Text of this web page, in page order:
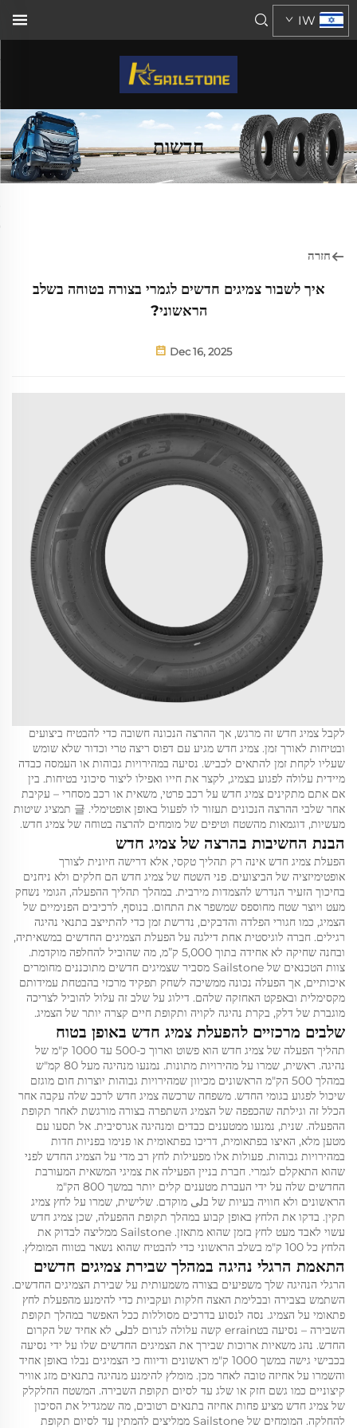
IW
חדשות
חזרה
איך לשבור צמיגים חדשים לגמרי בצורה בטוחה בשלב
הראשוני?
Dec 16, 2025
לקבל צמיג חדש זה מרגש, אך ההרצה הנכונה חשובה כדי להבטיח ביצועים
ובטיחות לאורך זמן. צמיג חדש מגיע עם דפוס ריצה טרי וכדור שלא שומש
שעליו לקחת זמן להתאים לכביש. נסיעה במהירויות גבוהות או העמסה כבדה
מיידית עלולה לפגוע בצמיג, לקצר את חייו ואפילו ליצור סיכוני בטיחות. בין
אם אתם מתקינים צמיג חדש על רכב פרטי, משאית או רכב מסחרי – עקיבת
אחר שלבי ההרצה הנכונים תעזור לו לפעול באופן אופטימלי. 글 תמציג שיטות
מעשיות, דוגמאות מהשטח וטיפים של מומחים להרצה בטוחה של צמיג חדש.
הבנת החשיבות בהרצה של צמיג חדש
הפעלת צמיג חדש אינה רק תהליך טקסי, אלא דרישה חיונית לצורך
אופטימיזציה של הביצועים. פני השטח של צמיג חדש הם חלקים ולא ניחנים
בחיכוך הזעיר הנדרש להצמדות מירבית. במהלך תהליך ההפעלה, הגומי נשחק
מעט ויוצר שטח מחוספס שמשפר את התחום. בנוסף, לרכיבים הפנימיים של
הצמיג, כמו חגורי הפלדה והדבקים, נדרשת זמן כדי להתייצב בתנאי נהיגה
רגילים. חברה לוגיסטית אחת דילגה על הפעלת הצמיגים החדשים במשאיתיה,
ובחנה שחיקה לא אחידה בתוך 5,000 ק”מ, מה שהוביל להחלפה מוקדמת.
צוות הטכנאים של Sailstone מסביר שצמיגים חדשים מתוכננים מחומרים
איכותיים, אך הפעלה נכונה ממשיכה לשחק תפקיד מרכזי בהבטחת עמידותם
מקסימלית ובאפקט האחזקה שלהם. דילוג על שלב זה עלול להוביל לצריכה
מוגברת של דלק, בקרת נהיגה לקויה ותקופת חיים קצרה יותר של הצמיג.
שלבים מרכזיים להפעלת צמיג חדש באופן בטוח
תהליך הפעלה של צמיג חדש הוא פשוט וארוך כ-500 עד 1000 ק"מ של
נהיגה. ראשית, שמרו על מהירויות מתונות. נמנעו מנהיגה מעל 80 קמ"ש
במהלך 500 הק"מ הראשונים מכיוון שמהירויות גבוהות יוצרות חום מוגזם
שיכול לפגוע בגומי החדש. משפחה שרכשה צמיג חדש לרכב שלה עקבה אחר
הכלל זה וגילתה שהכפפה של הצמיג השתפרה בצורה מורגשת לאחר תקופת
ההפעלה. שנית, נמנעו ממטענים כבדים ומנהיגה אגרסיבית. אל תסעו עם
מטען מלא, האיצו בפתאומית, דריכו בפתאומית או פנימו בפניות חדות
במהירויות גבוהות. פעולות אלו מפעילות לחץ רב מדי על הצמיג החדש לפני
שהוא התאקלם לגמרי. חברת בניין הפעילה את צמיגי המשאית המעורבת
החדשים שלה על ידי העברת מטענים קלים יותר במשך 800 הק"מ
הראשונים ולא חוויה בעיות של בلى מוקדם. שלישית, שמרו על לחץ צמיג
תקין. בדקו את הלחץ באופן קבוע במהלך תקופת ההפעלה, שכן צמיג חדש
עשוי לאבד מעט לחץ בזמן שהוא מתאזן. Sailstone ממליצה לבדוק את
הלחץ כל 100 ק"מ בשלב הראשוני כדי להבטיח שהוא נשאר בטווח המומלץ.
התאמת הרגלי נהיגה במהלך שבירת צמיגים חדשים
הרגלי הנהיגה שלך משפיעים בצורה משמעותית על שבירת הצמיגים החדשים.
השתמש בצבירה ובבלימת האצה חלקות ועקביות כדי להימנע מהפעלת לחץ
פתאומי על הצמיג. נסה לנסוע בדרכים מסוללות ככל האפשר במהלך תקופת
השבירה – נסיעה בטerrain קשה עלולה לגרום לבلى לא אחיד של הקרום
החדש. נהג משאיות ארוכות שבירך את הצמיגים החדשים שלו על ידי נסיעה
בכבישי גישה במשך 1000 ק"מ ראשונים ודיווח כי הצמיגים נבלו באופן אחיד
והשמרו על אחיזה טובה לאחר מכן. מומלץ להימנע מנהיגה בתנאים מזג אוויר
קיצוניים כמו גשם חזק או שלג עד לסיום תקופת השבירה. המשטח החלקלק
של צמיג חדש מציע פחות אחיזה בתנאים רטובים, מה שמגדיל את הסיכון
להחלקה. המומחים של Sailstone ממליצים להמתין עד לסיום תקופת